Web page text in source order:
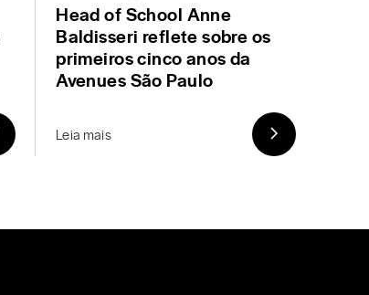
Head of School Anne
Baldisseri reflete sobre os
primeiros cinco anos da
Avenues São Paulo
Leia mais